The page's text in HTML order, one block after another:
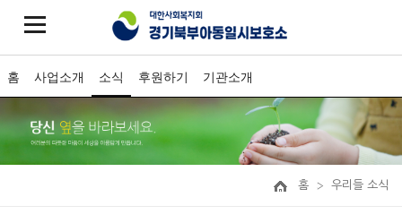
홈 사업소개 소식 후원하기 기관소개
홈 우리들 소식